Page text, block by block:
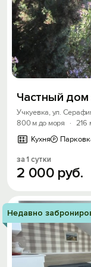
Частный дом
Учкуевка, ул.
800 м до моря
· 216
Кухня
за 1 сутки
2 000 руб.
Недавно